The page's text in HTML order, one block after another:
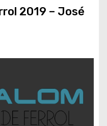
2019 – José